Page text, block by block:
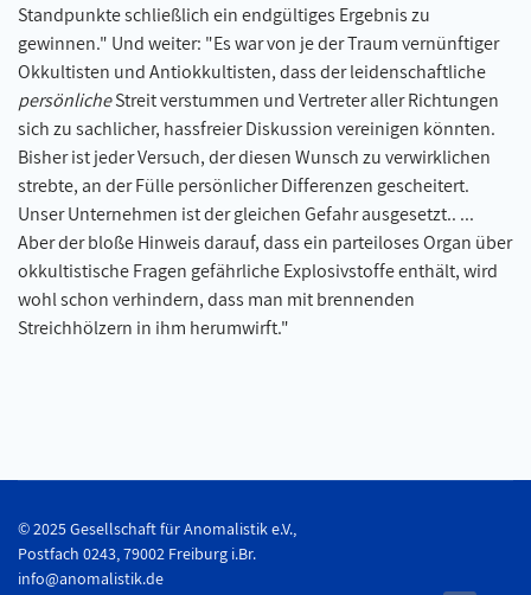
Standpunkte schließlich ein endgültiges Ergebnis zu
gewinnen." Und weiter: "Es war von je der Traum vernünftiger
Okkultisten und Antiokkultisten, dass der leidenschaftliche
persönlicheStreit verstummen und Vertreter aller Richtungen
sich zu sachlicher, hassfreier Diskussion vereinigen könnten.
Bisher ist jeder Versuch, der diesen Wunsch zu verwirklichen
strebte, an der Fülle persönlicher Differenzen gescheitert.
Unser Unternehmen ist der gleichen Gefahr ausgesetzt.. ...
Aber der bloße Hinweis darauf, dass ein parteiloses Organ über
okkultistische Fragen gefährliche Explosivstoffe enthält, wird
wohl schon verhindern, dass man mit brennenden
Streichhölzern in ihm herumwirft."
© 2025 Gesellschaft für Anomalistik e.V.,
Postfach 0243, 79002 Freiburg i.Br.
info@anomalistik.de